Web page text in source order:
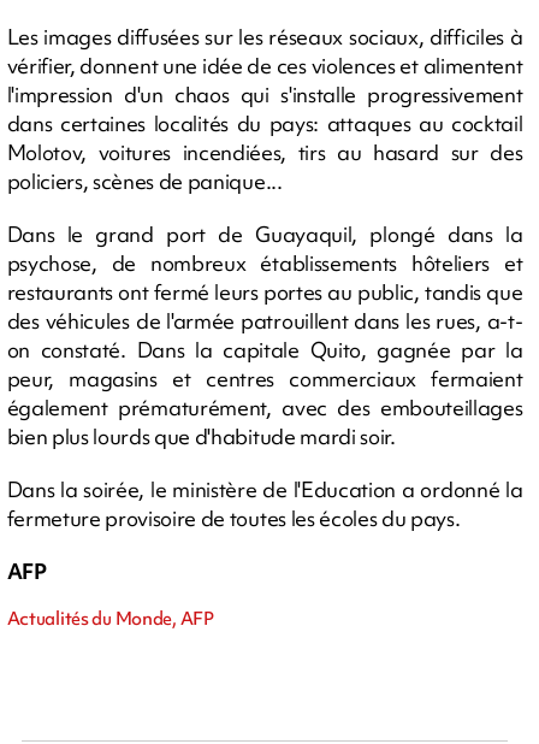
Les images diffusées sur les réseaux sociaux, difficiles à
vérifier, donnent une idée de ces violences et alimentent
l'impression d'un chaos qui s'installe progressivement
dans certaines localités du pays: attaques au cocktail
Molotov, voitures incendiées, tirs au hasard sur des
policiers, scènes de panique...
Dans le grand port de Guayaquil, plongé dans la
psychose, de nombreux établissements hôteliers et
restaurants ont fermé leurs portes au public, tandis que
des véhicules de l'armée patrouillent dans les rues, a-t-
on constaté. Dans la capitale Quito, gagnée par la
peur, magasins et centres commerciaux fermaient
également prématurément, avec des embouteillages
bien plus lourds que d'habitude mardi soir.
Dans la soirée, le ministère de l'Education a ordonné la
fermeture provisoire de toutes les écoles du pays.
AFP
Actualités du Monde, AFP